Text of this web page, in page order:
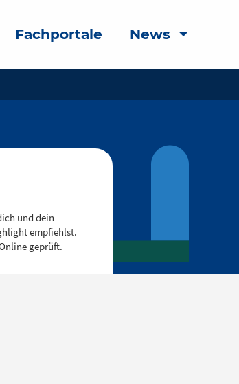
Fachportale News
und dein
empfiehlst.
geprüft.